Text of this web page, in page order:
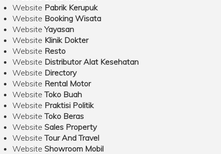
Website Pabrik Kerupuk
Website Booking Wisata
WebsiteYayasan
Website Klinik Dokter
Website Resto
Website Distributor Alat Kesehatan
Website Directory
Website Rental Motor
WebsiteToko Buah
Website Praktisi Politik
WebsiteToko Beras
Website Sales Property
WebsiteTour And Travel
Website Showroom Mobil